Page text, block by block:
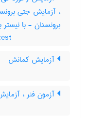
، آزمایش جتی
برونسدان - با نیستر
آزمایش کمانش
آزمون فنر ،